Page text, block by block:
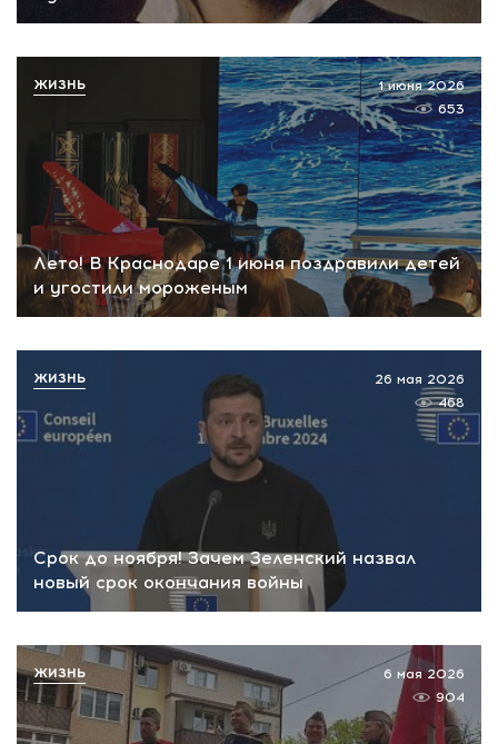
Лето! В Краснодаре 1 июня поздравили детей
и угостили мороженым
1 июня 2026
653
ЖИЗНЬ
Срок до ноября! Зачем Зеленский назвал
новый срок окончания войны
26 мая 2026
468
ЖИЗНЬ
6 мая 2026
904
ЖИЗНЬ